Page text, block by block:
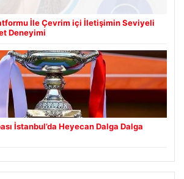
İle Çevrim içi İletişimin Seviyeli
Deneyimi
İstanbul’da Heyecan Dalga Dalga